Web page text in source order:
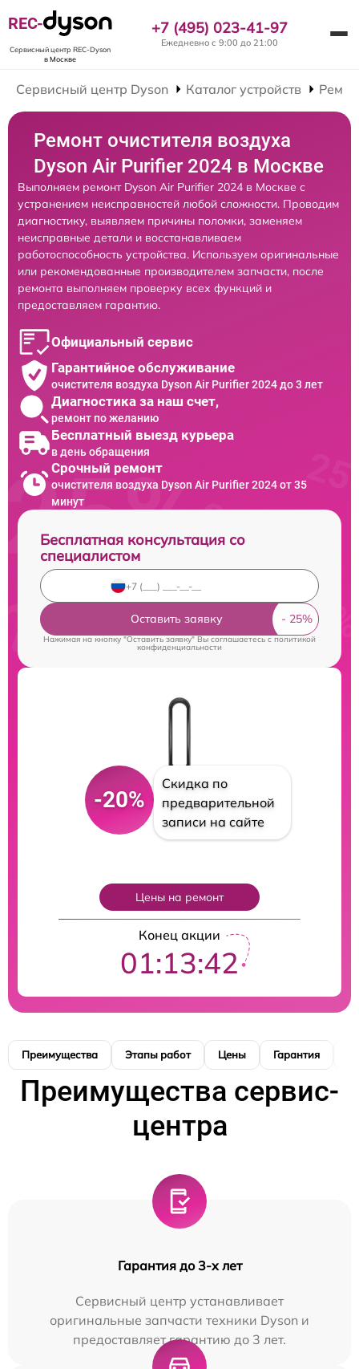
REC-
Сервисный центр REC-Dyson
в Москве
+7 (495) 023-41-97
Ежедневно с 9:00 до 21:00
Сервисный центр Dyson Каталог устройств
Ремонт очистителя воздуха
Dyson Air Purifier 2024 в Москве
Выполняем ремонт Dyson Air Purifier 2024 в Москве с
устранением неисправностей любой сложности. Проводим
диагностику, выявляем причины поломки, заменяем
неисправные детали и восстанавливаем
работоспособность устройства. Используем оригинальные
или рекомендованные производителем запчасти, после
ремонта выполняем проверку всех функций и
предоставляем гарантию.
Официальный сервис
Гарантийное обслуживание
очистителя воздуха Dyson Air Purifier 2024 до 3 лет
Диагностика за наш счет,
ремонт по желанию
Бесплатный выезд курьера
в день обращения
Срочный ремонт
очистителя воздуха Dyson Air Purifier 2024 от 35
минут
Бесплатная консультация со
специалистом
Оставить заявку
Нажимая на кнопку "Оставить заявку" Вы соглашаетесь cполитикой
конфиденциальности
-20%
Скидка по
предварительной
записи на сайте
Цены на ремонт
Конец акции
01:13:40
Преимущества Этапы работ Цены Гарантия
Преимущества сервис-
центра
Гарантия до 3-х лет
Сервисный центр устанавливает
оригинальные запчасти техники Dyson и
предоставляет гарантию до 3 лет.